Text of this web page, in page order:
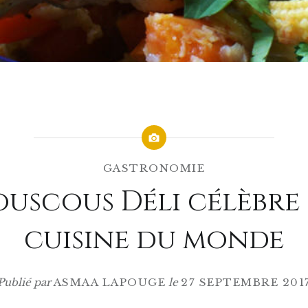
GASTRONOMIE
Déli
cuisine du monde
parASMAA LAPOUGE le 27 SEPTEMBRE